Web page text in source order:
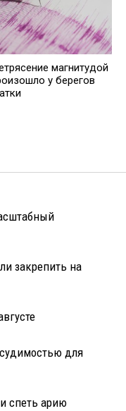
магнитудой
у берегов
закрепить на
для
спеть арию